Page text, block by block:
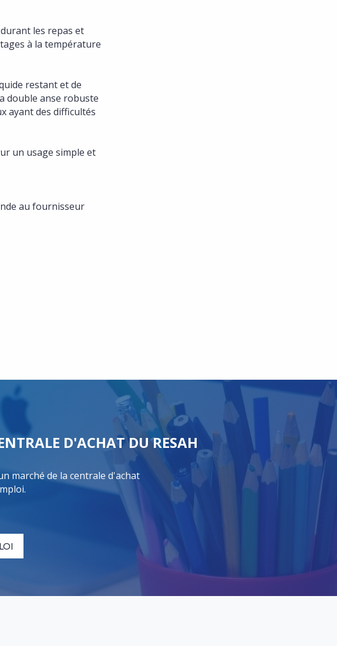
les repas et
à la température
restant et de
double anse robuste
ayant des difficultés
un usage simple et
au fournisseur
D'ACHAT DU RESAH
marché de la centrale d'achat